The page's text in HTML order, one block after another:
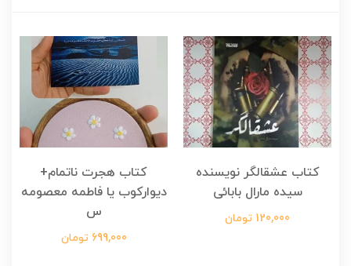
کتاب عشقالگر نویسنده
سیده مارال بابائی
120,000 تومان
کتاب هجرت ناتمام+
دیوارکوب یا فاطمه معصومه
س
699,000 تومان